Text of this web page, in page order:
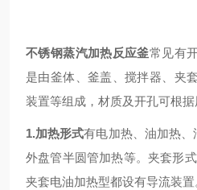
不锈钢蒸汽加热反应釜常见有
是由釜体、 釜盖、搅拌器、夹
装置等组成，材质及开孔可根据
1.加热形式有电加热、油加热、
外盘管半圆管加热等。夹套形
夹套电油加热型都设有导流装置